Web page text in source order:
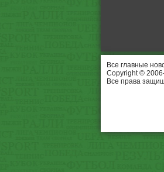
Все главные
Copyright ©
Все права